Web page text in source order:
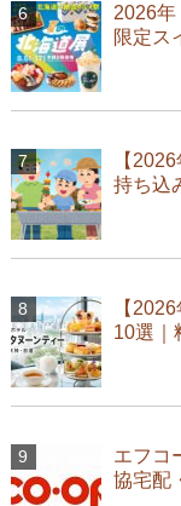
2026年
限定ス
【
持ち込
【
10選｜
エフコ
協宅配